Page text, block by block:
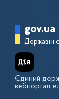
gov.ua
Державні
Єдиний
вебпортал